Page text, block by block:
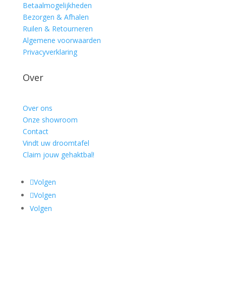
Betaalmogelijkheden
Bezorgen & Afhalen
Ruilen & Retourneren
Algemene voorwaarden
Privacyverklaring
Over
Over ons
Onze showroom
Contact
Vindt uw droomtafel
Claim jouw gehaktbal!
Volgen
Volgen
Volgen